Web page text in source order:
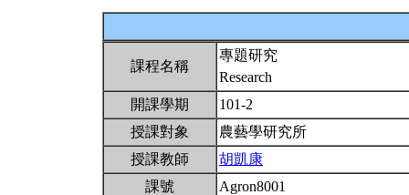
課程名稱
專題研究
Research
開課學期
101-2
授課對象
農藝學研究所
授課教師
胡凱康
課號
Agron8001